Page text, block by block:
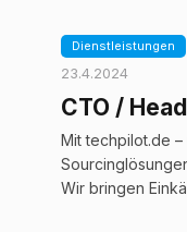
Dienstleistungen
23.4.2024
CTO /
Mit techpilot.de
Wir bringen